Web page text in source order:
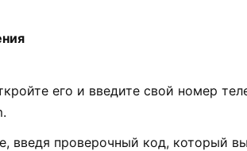
его и введите свой номер
введя проверочный код, который